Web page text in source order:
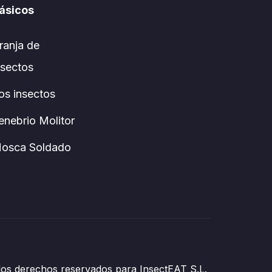
de
insectos
Molitor
Soldado
derechos reservados para InsectEAT S.L.